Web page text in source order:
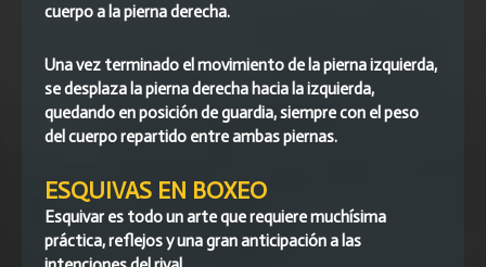
cuerpo a la pierna derecha.
Una vez terminado el movimiento de la pierna izquierda,
se desplaza la pierna derecha hacia la izquierda,
quedando en posición de guardia, siempre con el peso
del cuerpo repartido entre ambas piernas.
ESQUIVAS EN BOXEO
Esquivar es todo un arte que requiere muchísima
práctica, reflejos y una gran anticipación a las